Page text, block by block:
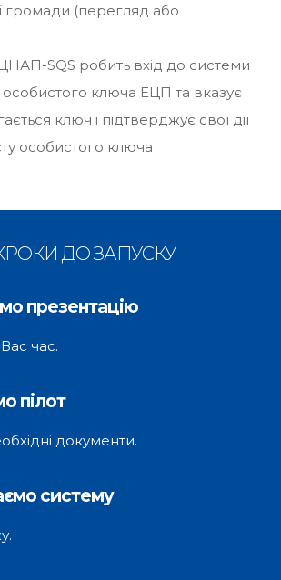
громади (перегляд або
SQS робить вхід до системи
ключа ЕЦП та вказує
ключ і підтверджує свої дії
особистого ключа
ДО ЗАПУСКУ
презентацію
час.
пілот
документи.
систему